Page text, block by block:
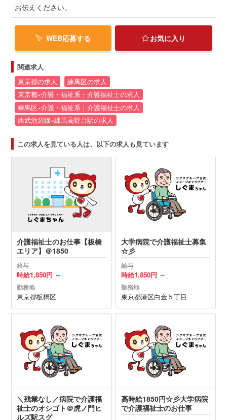
お伝えください。
WEB応募する お気に入り
関連求人
東京都の求人
練馬区の求人
東京都×介護・福祉系｜介護福祉士の求人
練馬区×介護・福祉系｜介護福祉士の求人
西武池袋線×練馬高野台駅の求人
この求人を見ている人は、以下の求人も見ています
介護福祉士のお仕事【板橋
エリア】＠1850
給与
時給1,850円 ～
勤務地
東京都板橋区
大学病院で介護福祉士募集
☆彡
給与
時給1,850円 ～
勤務地
東京都港区白金５丁目
＼残業なし／病院で介護福
祉士のオシゴト＠虎ノ門ヒ
ルズ駅スグ
高時給1850円☆彡大学病院
で介護福祉士のお仕事